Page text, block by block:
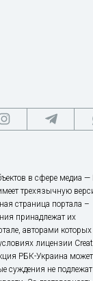
в сфере медиа
трехязычную
страница портала –
принадлежат их
авторами
лицензии
РБК-Украина
суждения не подлежат